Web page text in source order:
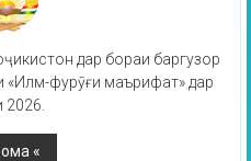
дар бораи баргузор
«Илм-фурӯғи маърифат» дар
2026.